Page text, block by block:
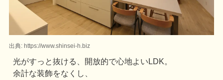
出典: https://www.shinsei-h.biz
光がすっと抜ける、開放的で心地よいLDK。
余計な装飾をなくし、